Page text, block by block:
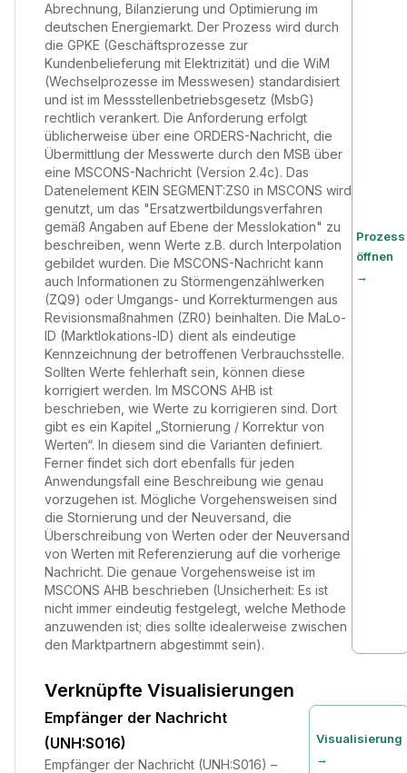
Abrechnung, Bilanzierung und Optimierung im
deutschen Energiemarkt. Der Prozess wird durch
die GPKE (Geschäftsprozesse zur
Kundenbelieferung mit Elektrizität) und die WiM
(Wechselprozesse im Messwesen) standardisiert
und ist im Messstellenbetriebsgesetz (MsbG)
rechtlich verankert. Die Anforderung erfolgt
üblicherweise über eine ORDERS-Nachricht, die
Übermittlung der Messwerte durch den MSB über
eine MSCONS-Nachricht (Version 2.4c). Das
Datenelement KEIN SEGMENT:ZS0 in MSCONS wird
genutzt, um das "Ersatzwertbildungsverfahren
gemäß Angaben auf Ebene der Messlokation" zu
beschreiben, wenn Werte z.B. durch Interpolation
gebildet wurden. Die MSCONS-Nachricht kann
auch Informationen zu Störmengenzählwerken
(ZQ9) oder Umgangs- und Korrekturmengen aus
Revisionsmaßnahmen (ZR0) beinhalten. Die MaLo-
ID (Marktlokations-ID) dient als eindeutige
Kennzeichnung der betroffenen Verbrauchsstelle.
Sollten Werte fehlerhaft sein, können diese
korrigiert werden. Im MSCONS AHB ist
beschrieben, wie Werte zu korrigieren sind. Dort
gibt es ein Kapitel „Stornierung / Korrektur von
Werten“. In diesem sind die Varianten definiert.
Ferner findet sich dort ebenfalls für jeden
Anwendungsfall eine Beschreibung wie genau
vorzugehen ist. Mögliche Vorgehensweisen sind
die Stornierung und der Neuversand, die
Überschreibung von Werten oder der Neuversand
von Werten mit Referenzierung auf die vorherige
Nachricht. Die genaue Vorgehensweise ist im
MSCONS AHB beschrieben (Unsicherheit: Es ist
nicht immer eindeutig festgelegt, welche Methode
anzuwenden ist; dies sollte idealerweise zwischen
den Marktpartnern abgestimmt sein).
Prozess
öffnen
→
Verknüpfte Visualisierungen
Empfänger der Nachricht
(UNH:S016)
Empfänger der Nachricht (UNH:S016) –
Visualisierung
→